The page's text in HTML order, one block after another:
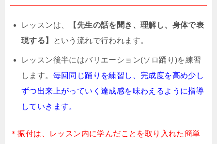
レッスンは、
【先生の話を聞き、理解し、身体で表
現する】
という流れで行われます。
レッスン後半にはバリエーション(ソロ踊り)を練習
します。 毎回同じ踊りを練習し、完成度を高め少し
ずつ出来上がっていく達成感を味わえるように指導
していきます。
＊振付は、レッスン内に学んだことを取り入れた簡単